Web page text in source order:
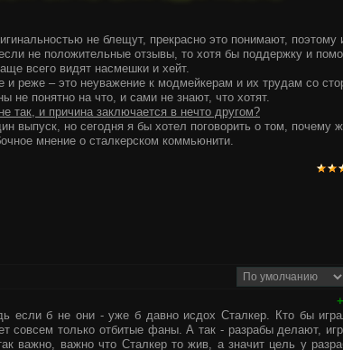
не блещут, прекрасно это понимают, поэтому
не положительные отзывы, то хотя бы поддержку и
всего видят насмешки и хейт.
реже – это неуважение к модмейкерам и их трудам со
не понятно на что, и сами не знают, что хотят.
так, и причина заключается в нечто другом?
выпуск, но сегодня я бы хотел поговорить о том, почему
мнение о сталкерском коммьюнити.
если б не они - уже б давно исдох Сталкер. Кто бы
совсем только отбитые фаны. А так - разрабы делают,
важно, важно что Сталкер то жив, а значит цель у